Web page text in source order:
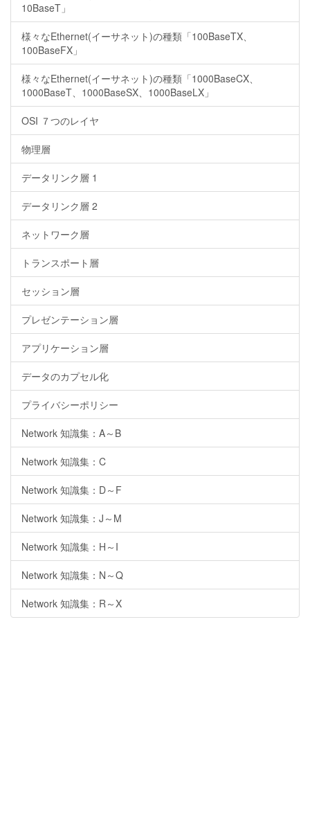
10BaseT」
様々なEthernet(イーサネット)の種類「100BaseTX、
100BaseFX」
様々なEthernet(イーサネット)の種類「1000BaseCX、
1000BaseT、1000BaseSX、1000BaseLX」
OSI ７つのレイヤ
物理層
データリンク層 1
データリンク層 2
ネットワーク層
トランスポート層
セッション層
プレゼンテーション層
アプリケーション層
データのカプセル化
プライバシーポリシー
Network 知識集：A～B
Network 知識集：C
Network 知識集：D～F
Network 知識集：J～M
Network 知識集：H～I
Network 知識集：N～Q
Network 知識集：R～X